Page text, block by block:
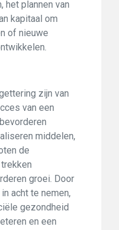
het plannen van
kapitaal om
of nieuwe
zijn van
van een
middelen,
de
groei. Door
acht te nemen,
gezondheid
en een